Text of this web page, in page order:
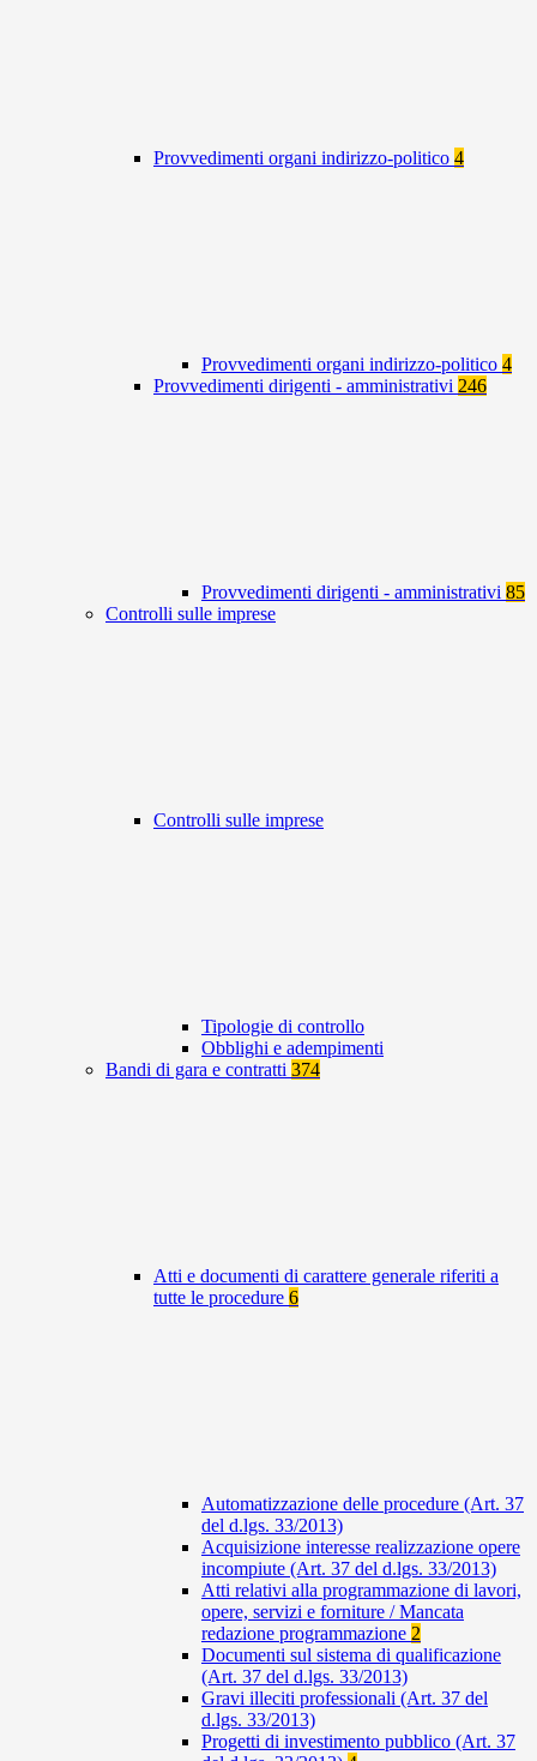
Provvedimenti organi indirizzo-politico 4
Provvedimenti organi indirizzo-politico 4
Provvedimenti dirigenti - amministrativi 246
Provvedimenti dirigenti - amministrativi 85
Controlli sulle imprese
Controlli sulle imprese
Tipologie di controllo
Obblighi e adempimenti
Bandi di gara e contratti 374
Atti e documenti di carattere generale riferiti a
tutte le procedure 6
Automatizzazione delle procedure (Art. 37
del d.lgs. 33/2013)
Acquisizione interesse realizzazione opere
incompiute (Art. 37 del d.lgs. 33/2013)
Atti relativi alla programmazione di lavori,
opere, servizi e forniture / Mancata
redazione programmazione 2
Documenti sul sistema di qualificazione
(Art. 37 del d.lgs. 33/2013)
Gravi illeciti professionali (Art. 37 del
d.lgs. 33/2013)
Progetti di investimento pubblico (Art. 37